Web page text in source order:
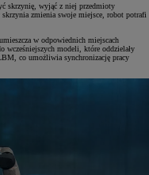
skrzynię, wyjąć z niej przedmioty
zmienia swoje miejsce, robot potrafi
w odpowiednich miejscach
wcześniejszych modeli, które oddzielały
co umożliwia synchronizację pracy